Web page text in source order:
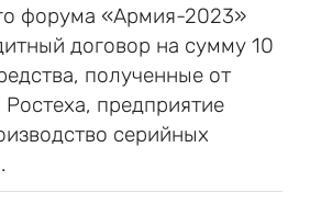
форума «Армия-2023»
договор на сумму 10
полученные от
предприятие
серийных